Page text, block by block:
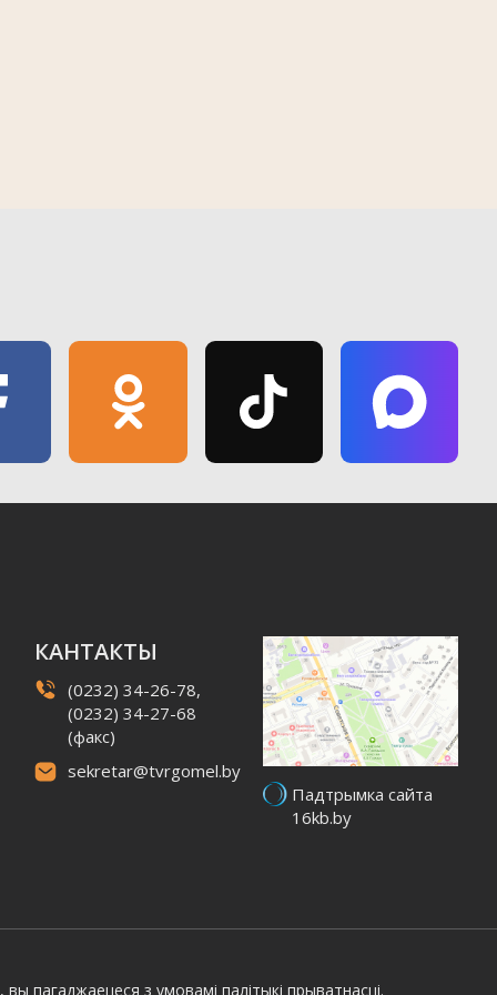
2026
КАНТАКТЫ
(0232) 34-26-78,
(0232) 34-27-68
(факс)
sekretar@tvrgomel.by
Падтрымка сайта
16kb.by
пагаджаецеся з умовамі палітыкі прыватнасці.